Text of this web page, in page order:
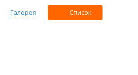
Список
Галерея